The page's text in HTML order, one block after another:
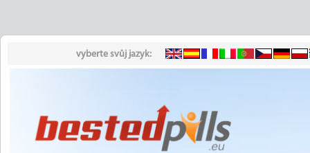
vyberte svůj jazyk: